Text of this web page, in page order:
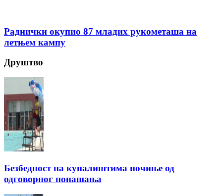
Раднички окупио 87 младих рукометаша на
летњем кампу
Друштво
Безбедност на купалиштима почиње од
одговорног понашања